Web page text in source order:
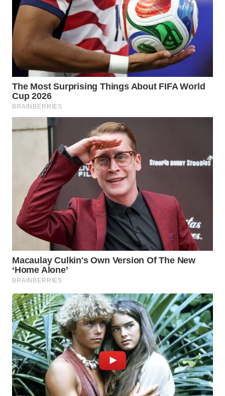
WN
WN
MANDALIKA
WN
LIKUPANG
WN
LABUANBAJO
BORNEO
Wahana
Media
Group
WAHANA
NEWS
WAHANA
WAHANA
ADVOKAT
WAHANA
INFRASTRUKTUR
WAHANA